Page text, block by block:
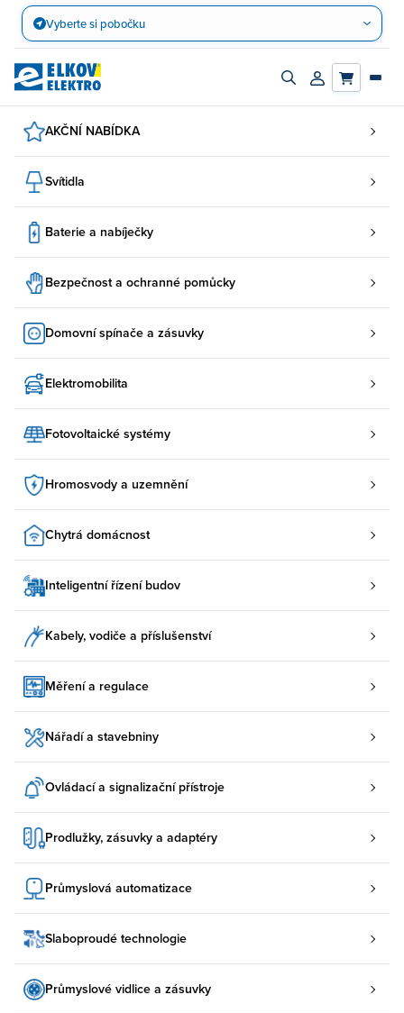
Přejít
obsah
Vyberte si pobočku
Zapnout/vypnout
Přihlásit/
AKČNÍ NABÍDKA
Svítidla
Baterie a nabíječky
Bezpečnost a ochranné pomůcky
Domovní spínače a zásuvky
Elektromobilita
Fotovoltaické systémy
Hromosvody a uzemnění
Chytrá domácnost
Inteligentní řízení budov
Kabely, vodiče a příslušenství
Měření a regulace
Nářadí a stavebniny
Ovládací a signalizační přístroje
Prodlužky, zásuvky a adaptéry
Průmyslová automatizace
Slaboproudé technologie
Průmyslové vidlice a zásuvky